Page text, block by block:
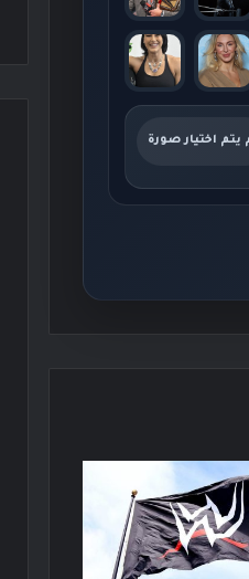
يتم اختيار صورة